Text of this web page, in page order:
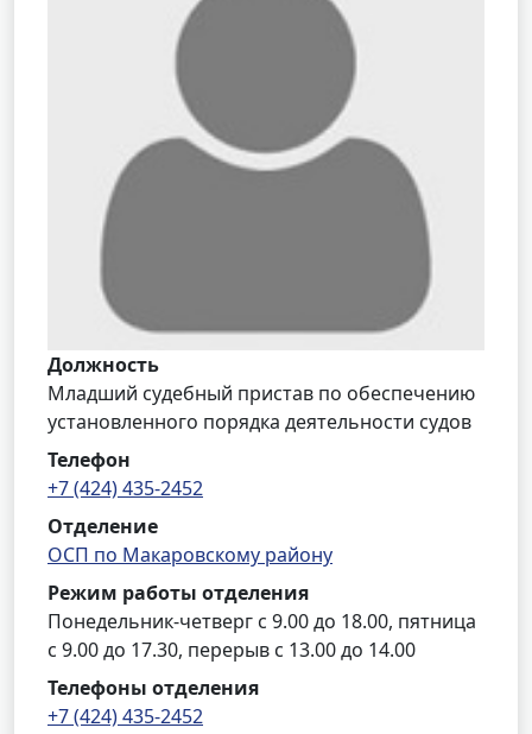
Должность
Младший судебный пристав по обеспечению
установленного порядка деятельности судов
Телефон
+7 (424) 435-2452
Отделение
ОСП по Макаровскому району
Режим работы отделения
Понедельник-четверг с 9.00 до 18.00, пятница
с 9.00 до 17.30, перерыв с 13.00 до 14.00
Телефоны отделения
+7 (424) 435-2452